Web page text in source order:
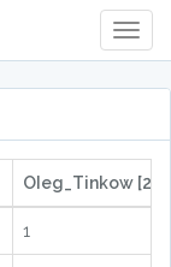
OIeg_Tinkow
1